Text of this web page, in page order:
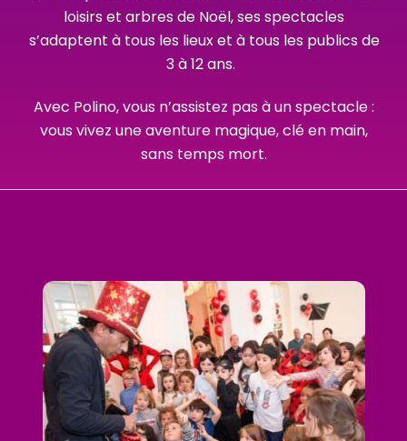
loisirs et arbres de Noël, ses spectacles
s’adaptent à tous les lieux et à tous les publics de
3 à 12 ans.
Avec Polino, vous n’assistez pas à un spectacle :
vous vivez une aventure magique, clé en main,
sans temps mort.